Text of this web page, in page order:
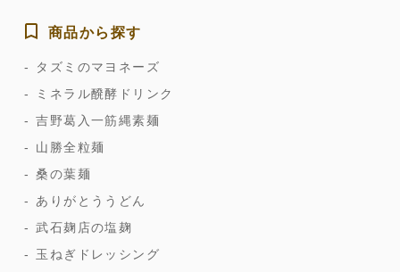
商品から探す
タズミのマヨネーズ
ミネラル醗酵ドリンク
吉野葛入一筋縄素麺
山勝全粒麺
桑の葉麺
ありがとううどん
武石麹店の塩麹
玉ねぎドレッシング